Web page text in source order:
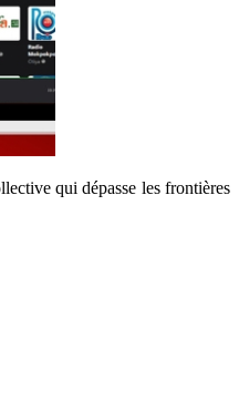
qui dépasse les frontières